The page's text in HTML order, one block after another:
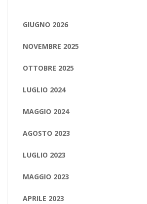
GIUGNO 2026
NOVEMBRE 2025
OTTOBRE 2025
LUGLIO 2024
MAGGIO 2024
AGOSTO 2023
LUGLIO 2023
MAGGIO 2023
APRILE 2023